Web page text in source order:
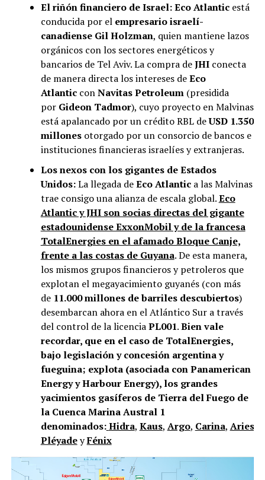
El riñón financiero de Israel:Eco Atlanticestá
conducida por el empresario israelí-
canadiense Gil Holzman, quien mantiene lazos
orgánicos con los sectores energéticos y
bancarios de Tel Aviv. La compra deJHIconecta
de manera directa los intereses deEco
AtlanticconNavitas Petroleum(presidida
por Gideon Tadmor), cuyo proyecto en Malvinas
está apalancado por un crédito RBL deUSD 1.350
millonesotorgado por un consorcio de bancos e
instituciones financieras israelíes y extranjeras.
Los nexos con los gigantes de Estados
Unidos:La llegada deEco Atlantica las Malvinas
trae consigo una alianza de escala global.Eco
Atlantic y JHI son socias directas del gigante
estadounidense ExxonMobil y de la francesa
TotalEnergies en el afamado Bloque Canje,
frente a las costas de Guyana. De esta manera,
los mismos grupos financieros y petroleros que
explotan el megayacimiento guyanés (con más
de 11.000 millones de barriles descubiertos)
desembarcan ahora en el Atlántico Sur a través
del control de la licenciaPL001.Bien vale
recordar, que en el caso de TotalEnergies,
bajo legislación y concesión argentina y
fueguina; explota (asociada con Panamerican
Energy y Harbour Energy), los grandes
yacimientos gasíferos de Tierra del Fuego de
la Cuenca Marina Austral 1
denominados:Hidra, Kaus, Argo, Carina, Aries
PléyadeyFénix